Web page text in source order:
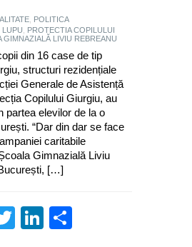
POLITICA
LUPU
PROTECTIA COPILULUI
GIMNAZIALĂ LIVIU REBREANU
din 16 case de tip
structuri rezidențiale
Generale de Asistență
Copilului Giurgiu, au
partea elevilor de la o
“Dar din dar se face
caritabile
Gimnazială Liviu
[…]
TwitterLinkedIn